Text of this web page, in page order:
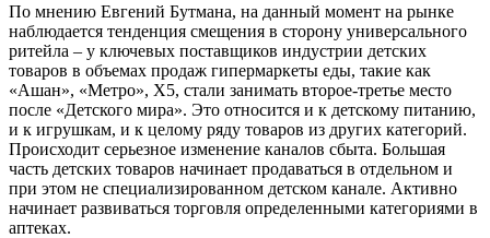
По мнению Евгений Бутмана, на данный момент на рынке
наблюдается тенденция смещения в сторону универсального
ритейла – у ключевых поставщиков индустрии детских
товаров в объемах продаж гипермаркеты еды, такие как
«Ашан», «Метро», Х5, стали занимать второе-третье место
после «Детского мира». Это относится и к детскому питанию,
и к игрушкам, и к целому ряду товаров из других категорий.
Происходит серьезное изменение каналов сбыта. Большая
часть детских товаров начинает продаваться в отдельном и
при этом не специализированном детском канале. Активно
начинает развиваться торговля определенными категориями в
аптеках.